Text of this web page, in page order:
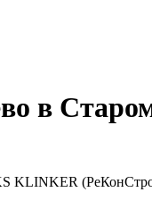
в
KLINKER